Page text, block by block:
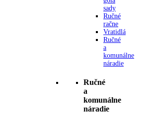
sady
Ručné
račne
Vratidlá
Ručné
a
komunálne
náradie
Ručné
a
komunálne
náradie